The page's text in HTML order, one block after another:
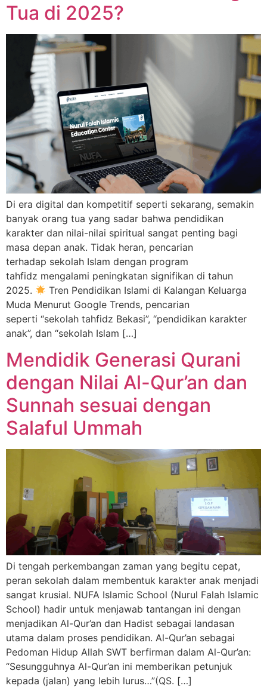
Tua di 2025?
Di era digital dan kompetitif seperti sekarang, semakin
banyak orang tua yang sadar bahwa pendidikan
karakter dan nilai-nilai spiritual sangat penting bagi
masa depan anak. Tidak heran, pencarian
terhadap sekolah Islam dengan program
tahfidz mengalami peningkatan signifikan di tahun
2025.
Tren Pendidikan Islami di Kalangan Keluarga
Muda Menurut Google Trends, pencarian
seperti “sekolah tahfidz Bekasi”, “pendidikan karakter
anak”, dan “sekolah Islam […]
Mendidik Generasi Qurani
dengan Nilai Al-Qur’an dan
Sunnah sesuai dengan
Salaful Ummah
Di tengah perkembangan zaman yang begitu cepat,
peran sekolah dalam membentuk karakter anak menjadi
sangat krusial. NUFA Islamic School (Nurul Falah Islamic
School) hadir untuk menjawab tantangan ini dengan
menjadikan Al-Qur’an dan Hadist sebagai landasan
utama dalam proses pendidikan. Al-Qur’an sebagai
Pedoman Hidup Allah SWT berfirman dalam Al-Qur’an:
“Sesungguhnya Al-Qur’an ini memberikan petunjuk
kepada (jalan) yang lebih lurus…”(QS. […]